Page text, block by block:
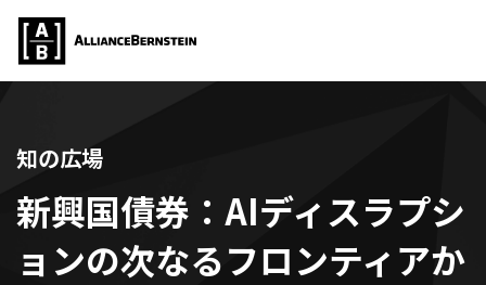
知の広場
新興国債券：AIディスラプシ
ョンの次なるフロンティアか